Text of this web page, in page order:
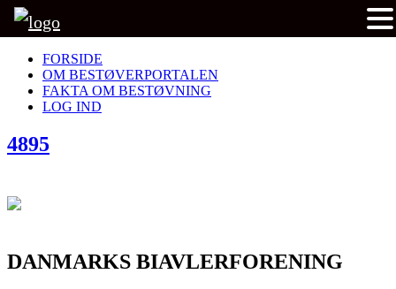
FORSIDE
OM BESTØVERPORTALEN
FAKTA OM BESTØVNING
LOG IND
4895
DANMARKS BIAVLERFORENING